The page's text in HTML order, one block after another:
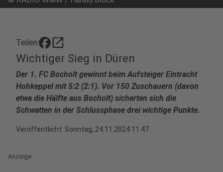
Teilen: open_in_new
Wichtiger Sieg in Düren
Der 1. FC Bocholt gewinnt beim Aufsteiger Eintracht
Hohkeppel mit 5:2 (2:1). Vor 150 Zuschauern (davon
etwa die Hälfte aus Bocholt) sicherten sich die
Schwatten in der Schlussphase drei wichtige Punkte.
Veröffentlicht: Sonntag, 24.11.2024 11:47
Anzeige